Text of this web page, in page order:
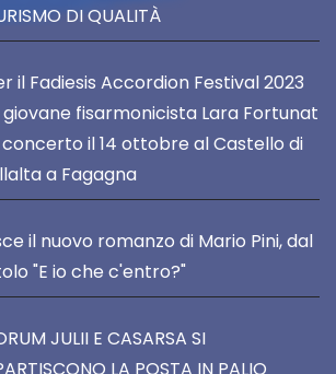
DI QUALITÀ
il Fadiesis Accordion Festival 2023
giovane fisarmonicista Lara Fortunat
il 14 ottobre al Castello di
a Fagagna
il nuovo romanzo di Mario Pini, dal
"E io che c'entro?"
JULII E CASARSA SI
LA POSTA IN PALIO